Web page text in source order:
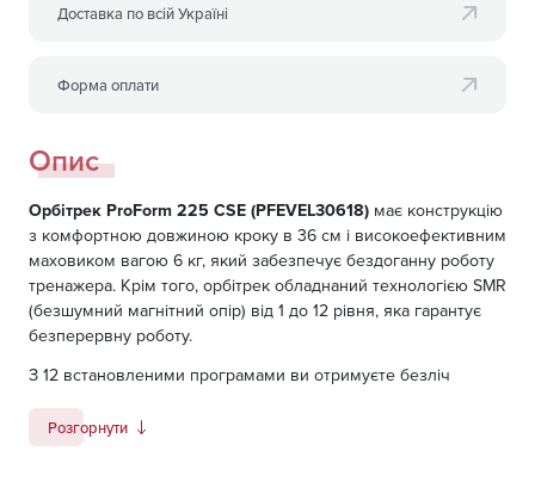
Доставка по всій Україні
Форма оплати
Опис
Орбітрек ProForm 225 CSE (PFEVEL30618) має конструкцію
з комфортною довжиною кроку в 36 см і високоефективним
маховиком вагою 6 кг, який забезпечує бездоганну роботу
тренажера. Крім того, орбітрек обладнаний технологією SMR
(безшумний магнітний опір) від 1 до 12 рівня, яка гарантує
безперервну роботу.
З 12 встановленими програмами ви отримуєте безліч
показники Вашого серцебиття на LCD-дисплей, дозволяючи
Розгорнути